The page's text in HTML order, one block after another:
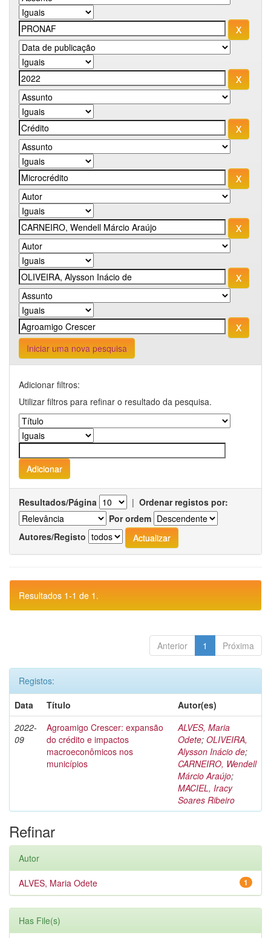
Iniciar uma nova pesquisa
Adicionar filtros:
Utilizar filtros para refinar o resultado da pesquisa.
Resultados/Página | Ordenar registos por:
Por ordem
Autores/Registo
Resultados 1-1 de 1.
Anterior 1 Próxima
Registos:
Data
Título
Autor(es)
2022-
09
Agroamigo Crescer: expansão
do crédito e impactos
macroeconômicos nos
municípios
ALVES, Maria
Odete; OLIVEIRA,
Alysson Inácio de;
CARNEIRO, Wendell
Márcio Araújo;
MACIEL, Iracy
Soares Ribeiro
Refinar
Autor
1
ALVES, Maria Odete
Has File(s)